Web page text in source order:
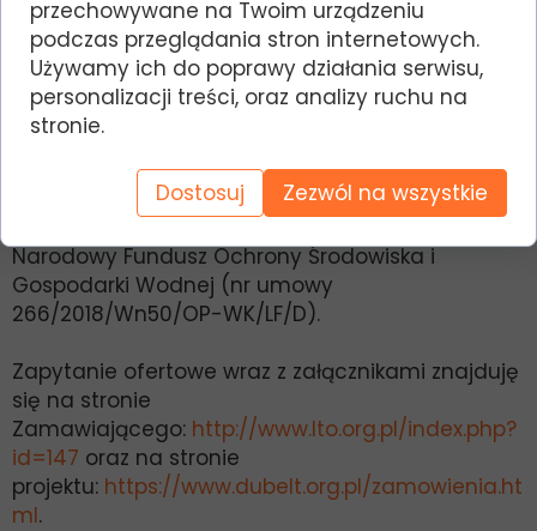
prowadzonego w ramach projektu
„Implementacja Krajowego Programu Ochrony
Dubelta – etap I” LIFEGALLINAGO ACTION PLAN
(LIFE17 NAT/PL/000015). Zadanie to jest częścią
w/w Projektu współfinansowanego przez Unię
Europejską w ramach Instrumentu Finansowego
Narodowy Fundusz Ochrony Środowiska i
Gospodarki Wodnej (nr umowy
266/2018/Wn50/OP-WK/LF/D).
Zapytanie ofertowe wraz z załącznikami znajduję
się na stronie
Zamawiającego: http://www.lto.org.pl/index.php?
id=147 oraz na stronie
projektu: https://www.dubelt.org.pl/zamowienia.ht
ml.
przechowywane na Twoim urządzeniu
podczas przeglądania stron internetowych.
Używamy ich do poprawy działania serwisu,
personalizacji treści, oraz analizy ruchu na
stronie.
Dostosuj Zezwól na wszystkie